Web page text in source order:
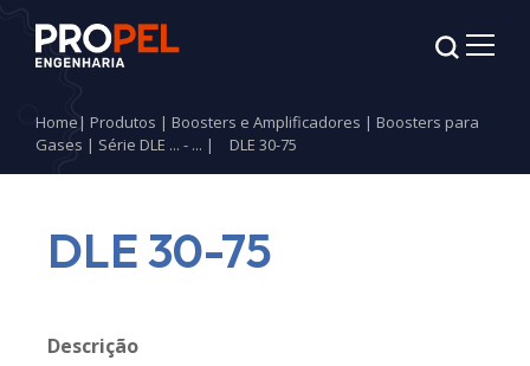
Home| Produtos | Boosters e Amplificadores | Boosters para
Gases | Série DLE ... - ... | DLE 30-75
DLE 30-75
Descrição